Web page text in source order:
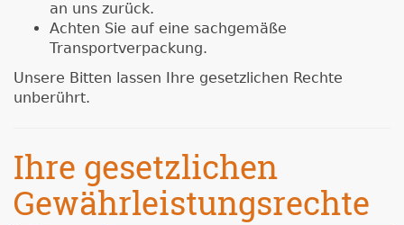
an uns zurück.
Achten Sie auf eine sachgemäße
Transportverpackung.
Unsere Bitten lassen Ihre gesetzlichen Rechte
unberührt.
Ihre gesetzlichen
Gewährleistungsrechte